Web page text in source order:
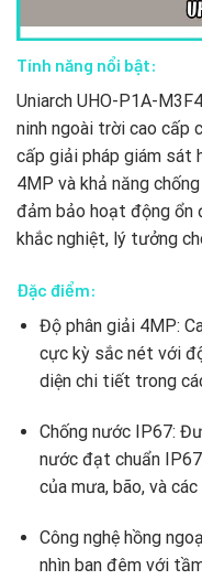
Tính năng nổi bật:
Uniarch UHO-P1A-
ninh ngoài trời cao cấp
cấp giải pháp giám sát
4MP và khả năng
đảm bảo hoạt động ổn
khắc nghiệt, lý tưởng
Đặc điểm:
Độ phân giải 4MP:
cực kỳ sắc nét với
diện chi tiết trong
Chống nước IP67:
nước đạt chuẩn
của mưa, bão, và
Công nghệ hồng
nhìn ban đêm với